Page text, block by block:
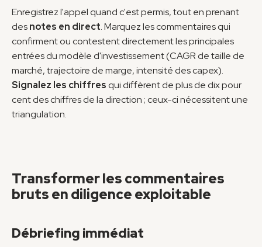
Enregistrez l'appel quand c'est permis, tout en prenant
des notes en direct. Marquez les commentaires qui
confirment ou contestent directement les principales
entrées du modèle d'investissement (CAGR de taille de
Signalez les chiffres qui diffèrent de plus de dix pour
cent des chiffres de la direction ; ceux-ci nécessitent une
triangulation.
Transformer les commentaires
bruts en diligence exploitable
Débriefing immédiat